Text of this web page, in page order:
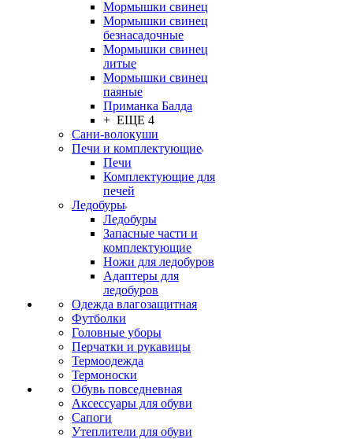
Мормышки свинец
Мормышки свинец
безнасадочные
Мормышки свинец
литые
Мормышки свинец
паяные
Приманка Балда
+ ЕЩЕ 4
Сани-волокуши
Печи и комплектующие
Печи
Комплектующие для
печей
Ледобуры
Ледобуры
Запасные части и
комплектующие
Ножи для ледобуров
Адаптеры для
ледобуров
Одежда влагозащитная
Футболки
Головные уборы
Перчатки и рукавицы
Термоодежда
Термоноски
Обувь повседневная
Аксессуары для обуви
Сапоги
Утеплители для обуви